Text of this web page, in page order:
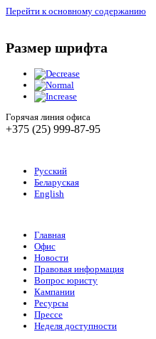
Перейти к основному содержанию
Размер шрифта
Горячая линия офиса
+375 (25) 999-87-95
Русский
Беларуская
English
Главная
Офис
Новости
Правовая информация
Вопрос юристу
Кампании
Ресурсы
Прессе
Неделя доступности